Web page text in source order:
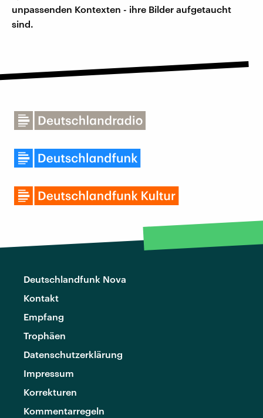
unpassenden Kontexten - ihre Bilder aufgetaucht
sind.
Deutschlandfunk Nova
Kontakt
Empfang
Trophäen
Datenschutzerklärung
Impressum
Korrekturen
Kommentarregeln